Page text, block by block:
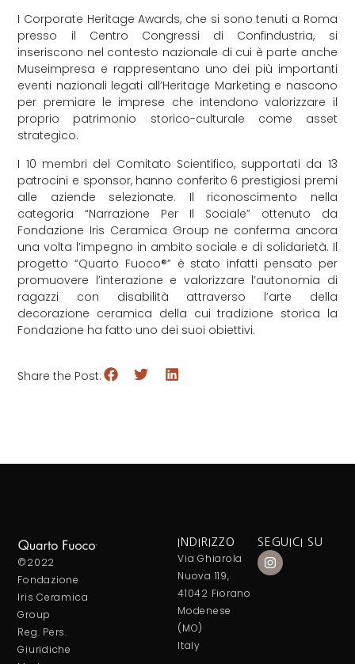
I Corporate Heritage Awards, che si sono tenuti a Roma
presso il Centro Congressi di Confindustria, si
inseriscono nel contesto nazionale di cui è parte anche
Museimpresa e rappresentano uno dei più importanti
eventi nazionali legati all’Heritage Marketing e nascono
per premiare le imprese che intendono valorizzare il
proprio patrimonio storico-culturale come asset
strategico.
I 10 membri del Comitato Scientifico, supportati da 13
patrocini e sponsor, hanno conferito 6 prestigiosi premi
alle aziende selezionate. Il riconoscimento nella
categoria “Narrazione Per Il Sociale” ottenuto da
Fondazione Iris Ceramica Group ne conferma ancora
una volta l’impegno in ambito sociale e di solidarietà. Il
progetto “Quarto Fuoco®” è stato infatti pensato per
promuovere l’interazione e valorizzare l’autonomia di
ragazzi con disabilità attraverso l’arte della
decorazione ceramica della cui tradizione storica la
Fondazione ha fatto uno dei suoi obiettivi.
Share the Post:
©2022
Fondazione
Iris Ceramica
Group
Reg. Pers.
Giuridiche
INDIRIZZO
Via Ghiarola
Nuova 119,
41042 Fiorano
Modenese
(MO)
Italy
SEGUICI SU